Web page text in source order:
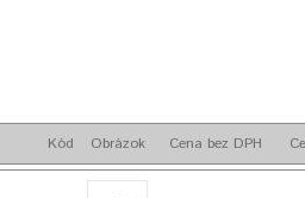
Kód Obrázok Cena bez DPH